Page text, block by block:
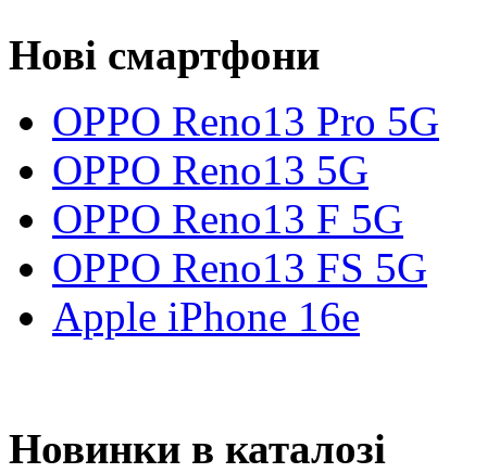
Нові смартфони
OPPO Reno13 Pro 5G
OPPO Reno13 5G
OPPO Reno13 F 5G
OPPO Reno13 FS 5G
Apple iPhone 16e
Новинки в каталозі